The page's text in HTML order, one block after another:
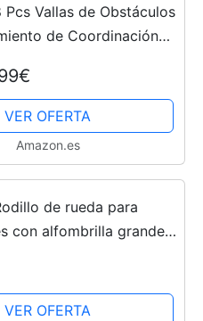
Pcs Vallas de Obstáculos
de Coordinación
para Deportes : Fútbol y
del...
VER OFERTA
Amazon.es
de rueda para
con alfombrilla grande
de entrenamiento
en el...
VER OFERTA